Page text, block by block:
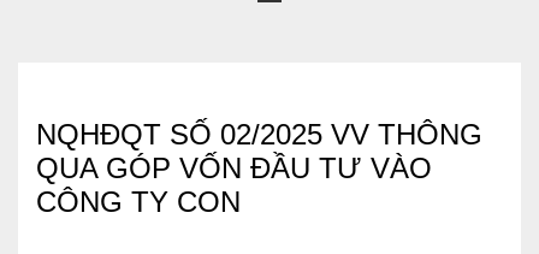
Đại hội cổ đông
Báo cáo tài chính
NQHĐQT SỐ 02/2025 VV THÔNG
QUA GÓP VỐN ĐẦU TƯ VÀO
CÔNG TY CON